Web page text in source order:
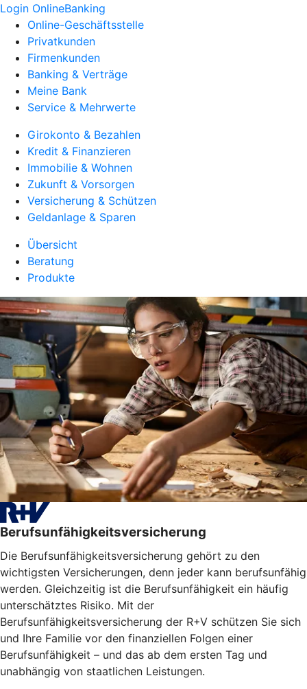
Login OnlineBanking
Online-Geschäftsstelle
Privatkunden
Firmenkunden
Banking & Verträge
Meine Bank
Service & Mehrwerte
Girokonto & Bezahlen
Kredit & Finanzieren
Immobilie & Wohnen
Zukunft & Vorsorgen
Versicherung & Schützen
Geldanlage & Sparen
Übersicht
Beratung
Produkte
Berufsunfähigkeitsversicherung
Die Berufsunfähigkeitsversicherung gehört zu den
wichtigsten Versicherungen, denn jeder kann berufsunfähig
werden. Gleichzeitig ist die Berufsunfähigkeit ein häufig
unterschätztes Risiko. Mit der
Berufsunfähigkeitsversicherung der R+V schützen Sie sich
und Ihre Familie vor den finanziellen Folgen einer
Berufsunfähigkeit – und das ab dem ersten Tag und
unabhängig von staatlichen Leistungen.